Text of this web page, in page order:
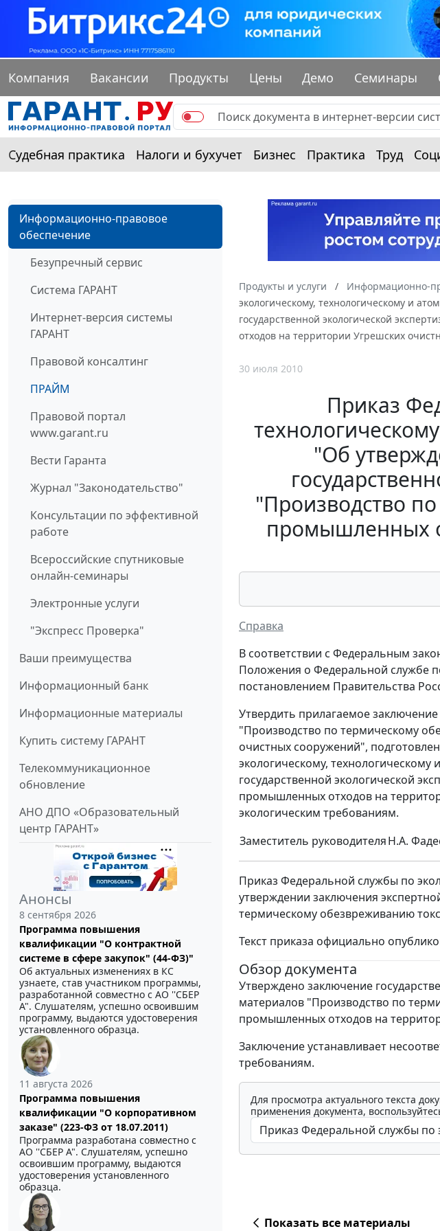
Компания Вакансии Продукты Цены Демо Семинары
Судебная практика Налоги и бухучет Бизнес Практика Труд
Информационно-правовое
обеспечение
Безупречный сервис
Система ГАРАНТ
Интернет-версия системы
ГАРАНТ
Правовой консалтинг
ПРАЙМ
Правовой портал
www.garant.ru
Вести Гаранта
Журнал "Законодательство"
Консультации по эффективной
работе
Всероссийские спутниковые
онлайн-семинары
Электронные услуги
"Экспресс Проверка"
Ваши преимущества
Информационный банк
Информационные материалы
Купить систему ГАРАНТ
Телекоммуникационное
обновление
АНО ДПО «Образовательный
центр ГАРАНТ»
Анонсы
8 сентября 2026
Программа повышения
квалификации "О контрактной
системе в сфере закупок" (44-ФЗ)"
Об актуальных изменениях в КС
узнаете, став участником программы,
разработанной совместно с АО ''СБЕР
А". Слушателям, успешно освоившим
программу, выдаются удостоверения
установленного образца.
11 августа 2026
Программа повышения
квалификации "О корпоративном
заказе" (223-ФЗ от 18.07.2011)
Программа разработана совместно с
АО ''СБЕР А". Слушателям, успешно
освоившим программу, выдаются
удостоверения установленного
образца.
Продукты и услуги Информационно-
экологическому, технологическому и
государственной экологической
отходов на территории Угрешских
30 июля 2010
Приказ
"Об
"Производство
промышленных
Справка
В соответствии с Федеральным
Положения о Федеральной службе
постановлением Правительства
Утвердить прилагаемое
"Производство по термическому
очистных сооружений",
экологическому,
государственной экологической
промышленных отходов на
экологическим требованиям.
Заместитель руководителяН.А.
Приказ Федеральной службы по
утверждении заключения
термическому обезвреживанию
Текст приказа официально
Обзор документа
Утверждено заключение
материалов "Производство по
промышленных отходов на
Заключение устанавливает
требованиям.
Для просмотра актуального текста
применения документа,
Показать все материалы